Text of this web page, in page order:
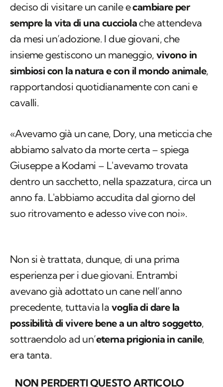
deciso di visitare un canile ecambiare per
sempre la vita di una cucciolache attendeva
da mesi un’adozione. I due giovani, che
insieme gestiscono un maneggio, vivono in
simbiosi con la natura e con il mondo animale,
rapportandosi quotidianamente con cani e
cavalli.
«Avevamo già un cane, Dory, una meticcia che
abbiamo salvato da morte certa – spiega
Giuseppe a Kodami – L'avevamo trovata
dentro un sacchetto, nella spazzatura, circa un
anno fa. L'abbiamo accudita dal giorno del
suo ritrovamento e adesso vive con noi».
Non si è trattata, dunque, di una prima
esperienza per i due giovani. Entrambi
avevano già adottato un cane nell’anno
precedente, tuttavia la voglia di dare la
possibilità di vivere bene a un altro soggetto,
sottraendolo ad un’eterna prigionia in canile,
era tanta.
NON PERDERTI QUESTO ARTICOLO